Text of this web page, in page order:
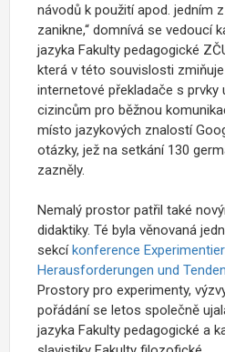
návodů k použití apod. jedním
zanikne,“ domnívá se vedoucí
jazyka Fakulty pedagogické
která v této souvislosti
internetové překladače s prvky
cizincům pro běžnou
místo jazykových znalostí
otázky, jež na setkání 130
zazněly.
Nemalý prostor patřil také
didaktiky. Té byla věnovaná
sekcí konference
Herausforderungen und
Prostory pro experimenty,
pořádání se letos společně
jazyka Fakulty pedagogické a